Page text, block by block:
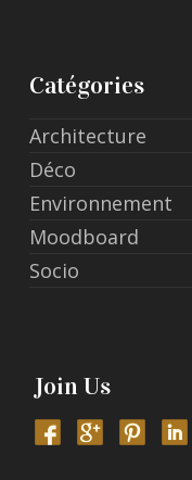
Catégories
Architecture
Déco
Environnement
Moodboard
Socio
Join Us